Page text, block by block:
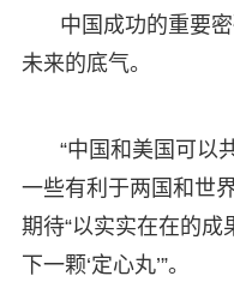
中国成功的重要
未来的底气。
“中国和美国可以
一些有利于两国和世
期待“以实实在在的
下一颗‘定心丸’”。